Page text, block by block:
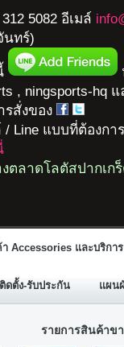
5082 อีเมล์
นทร์)
, ningsports-hq
รสั่งของ
Line แบบที่ต้องกา
ตลาดโลตัสปากเก
Accessories และบริการ
ดตั้ง-รับประกัน แผน
รายการสินค้าข